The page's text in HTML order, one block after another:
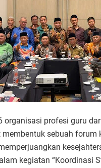
organisasi profesi guru
membentuk sebuah
kegiatan “Koordinasi